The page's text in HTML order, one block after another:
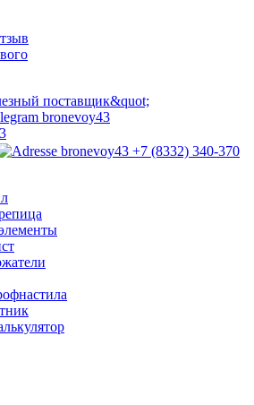
+7 (8332) 340-370